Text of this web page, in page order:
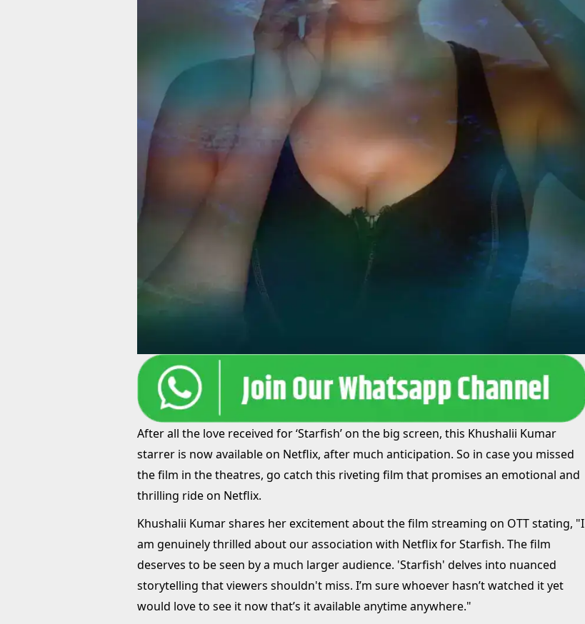
After all the love received for ‘Starfish’ on the big screen, this Khushalii Kumar
starrer is now available on Netflix, after much anticipation. So in case you missed
the film in the theatres, go catch this riveting film that promises an emotional and
thrilling ride on Netflix.
Khushalii Kumar shares her excitement about the film streaming on OTT stating, "I
am genuinely thrilled about our association with Netflix for Starfish. The film
deserves to be seen by a much larger audience. 'Starfish' delves into nuanced
storytelling that viewers shouldn't miss. I’m sure whoever hasn’t watched it yet
would love to see it now that’s it available anytime anywhere."